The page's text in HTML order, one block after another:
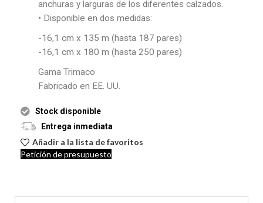
anchuras y larguras de los diferentes calzados.
• Disponible en dos medidas:
-16,1 cm x 135 m (hasta 187 pares)
-16,1 cm x 180 m (hasta 250 pares)
Gama Trimaco
Fabricado en EE. UU.
Stock disponible
Entrega inmediata
Añadir a la lista de favoritos
Petición de presupuesto